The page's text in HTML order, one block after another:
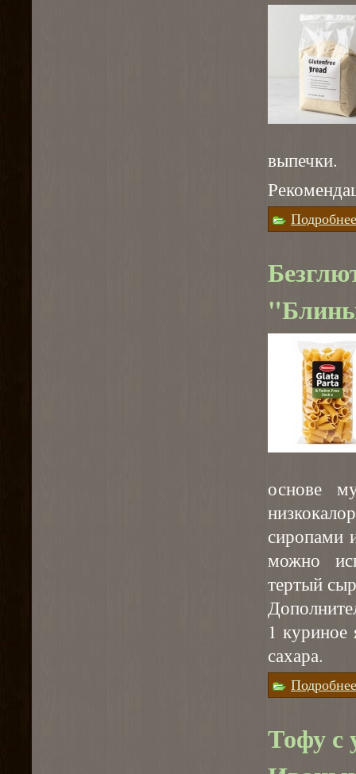
выпечки.
Подробнее
основе
сиропами
можно
тертый
1 куриное
сахара.
Подробнее
Тофу с